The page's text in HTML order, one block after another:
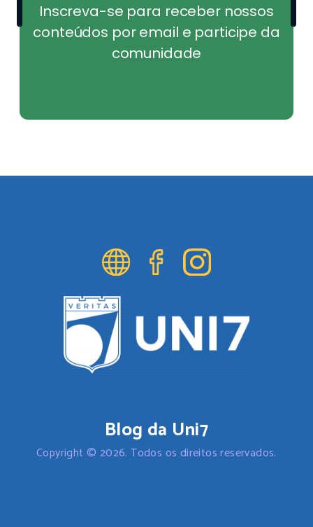
Inscreva-se para receber nossos
conteúdos por email e participe da
comunidade
Blog da Uni7
Copyright © 2026. Todos os direitos reservados.